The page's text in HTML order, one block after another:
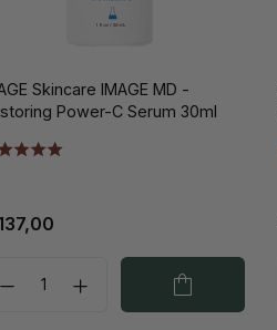
Skincare IMAGE MD -
Power-C Serum 30ml